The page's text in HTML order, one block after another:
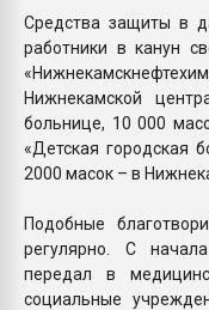
Средства защиты в
работники в канун
Нижнекамской
больнице, 10 000
«Детская городская
2000 масок – в
Подобные
регулярно. С
передал в
социальные